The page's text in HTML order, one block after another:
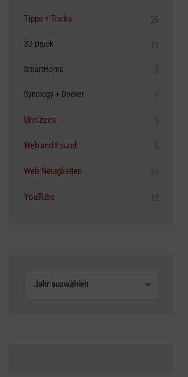
Tipps + Tricks 26
3D Druck 11
SmartHome 5
Synology + Docker 1
Unnützes 9
Web and Found 5
Web-Neuigkeiten 47
YouTube 12